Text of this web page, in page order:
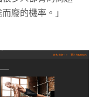
廢的機率。」